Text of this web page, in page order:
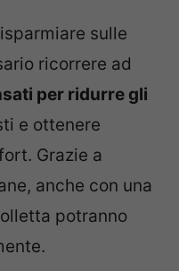
sulle
ricorrere ad
per ridurre gli
e ottenere
Grazie a
anche con una
potranno